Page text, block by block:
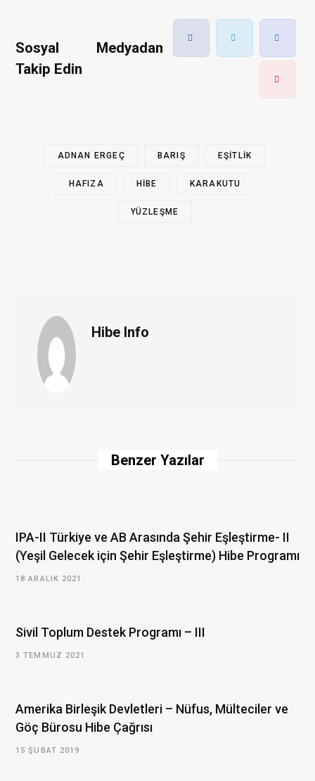
Sosyal Medyadan
Takip Edin
ADNAN ERGEÇ BARIŞ EŞITLIK
HAFIZA HIBE KARAKUTU
YÜZLEŞME
Hibe Info
Benzer Yazılar
IPA-II Türkiye ve AB Arasında Şehir Eşleştirme- II
(Yeşil Gelecek için Şehir Eşleştirme) Hibe Programı
18 ARALIK 2021
Sivil Toplum Destek Programı – III
3 TEMMUZ 2021
Amerika Birleşik Devletleri – Nüfus, Mülteciler ve
Göç Bürosu Hibe Çağrısı
15 ŞUBAT 2019